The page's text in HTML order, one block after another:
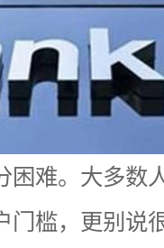
困难。大多数
门槛，更别说